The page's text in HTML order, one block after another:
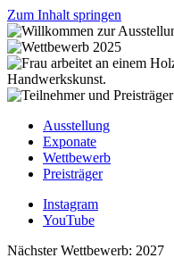
Zum Inhalt springen
Ausstellung
Exponate
Wettbewerb
Preisträger
Instagram
YouTube
Nächster Wettbewerb: 2027